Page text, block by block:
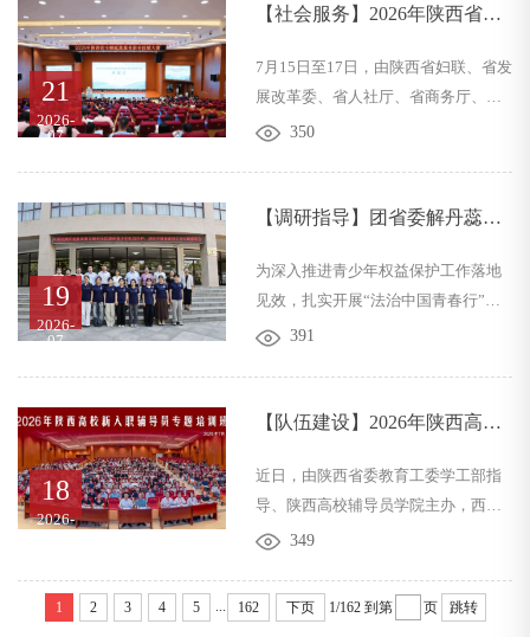
西安培华学院党委书记刘锋，党委副
远及校内相关职能部门、研究院各研
究中心骨干研究员共同参加活动。仪
式由罗新远教授主持。仪式伊始，罗
智库表示诚挚欢迎，...
21
2026-
07
【社会服务】2026年陕西省巾
安培华学院圆满落幕
7月15日至17日，由陕西省妇联、省发
展改革委、省人社厅、省商务厅、省
总工会五部门联合主办的2026年陕西
业技能赛事的承办高校，西安培华学
全力保障比赛规范有序、高效高质开
展，为全省家政技能人才搭建同台竞
技、互学互鉴、提质赋能的优质平
地方发展的社会责任担当。...
350
19
2026-
07
【调研指导】团省委解丹蕊副
作
为深入推进青少年权益保护工作落地
见效，扎实开展“法治中国青春行”专
项实践活动，赋能12355青少年服务平
蕊一行莅临西安培华学院开展专项调
记、副校长姚文静陪同调研，党委学
生工作部、法学院领导班子及师生代
表参加本次调研活动。调研期间，团
少年法治教育、关爱青少年健康成长
的各项工作给予充分肯定，...
391
18
2026-
07
【队伍建设】2026年陕西高校
华顺利举办
近日，由陕西省委教育工委学工部指
导、陕西高校辅导员学院主办，西安
培华学院、西安建筑科技大学、陕西
“铸魂赋能担使命・笃行实干启新程”
2026年陕西高校新入职辅导员专题培
349
1 2 3 4 5 162 下页 1/162 到第 页 跳转